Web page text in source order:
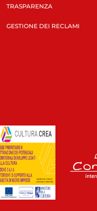
TRASPARENZA
GESTIONE DEI RECLAMI